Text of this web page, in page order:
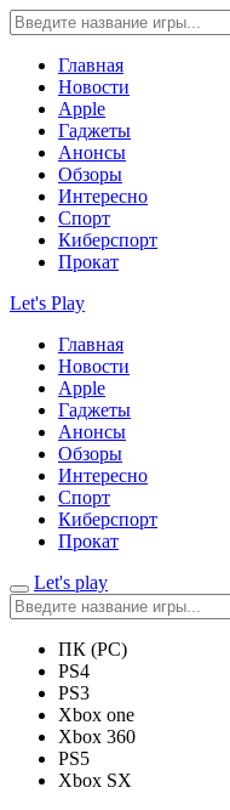
Главная
Новости
Apple
Гаджеты
Анонсы
Обзоры
Интересно
Спорт
Киберспорт
Прокат
Let's Play
Главная
Новости
Apple
Гаджеты
Анонсы
Обзоры
Интересно
Спорт
Киберспорт
Прокат
Let's play
ПК (PC)
PS4
PS3
Xbox one
Xbox 360
PS5
Xbox SX